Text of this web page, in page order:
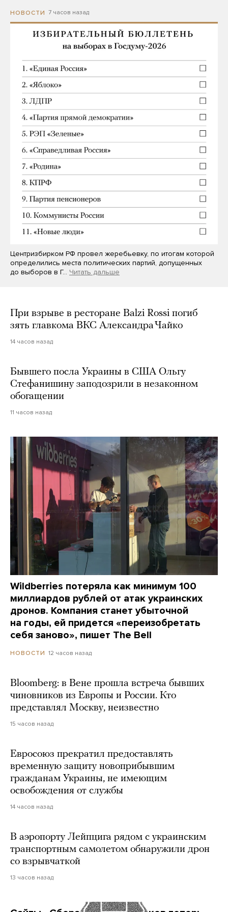
НОВОСТИ 7 часов назад
Центризбирком РФ провел жеребьевку, по итогам которой
определились места политических партий, допущенных
до выборов в Г… Читать дальше
При взрыве в ресторане Balzi Rossi погиб
зять главкома ВКС Александра Чайко
14 часов назад
Бывшего посла Украины в США Ольгу
Стефанишину заподозрили в незаконном
обогащении
11 часов назад
Wildberries потеряла как минимум 100
миллиардов рублей от атак украинских
дронов. Компания станет убыточной
на годы, ей придется «переизобретать
себя заново», пишет The Bell
НОВОСТИ 12 часов назад
Bloomberg: в Вене прошла встреча бывших
чиновников из Европы и России. Кто
представлял Москву, неизвестно
15 часов назад
Евросоюз прекратил предоставлять
временную защиту новоприбывшим
гражданам Украины, не имеющим
освобождения от службы
14 часов назад
В аэропорту Лейпцига рядом с украинским
транспортным самолетом обнаружили дрон
со взрывчаткой
13 часов назад